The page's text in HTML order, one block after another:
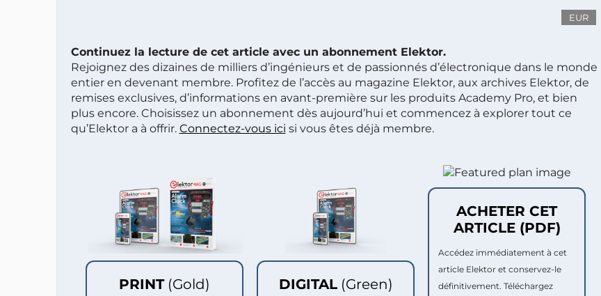
EUR
Continuez la lecture de cet article avec un abonnement Elektor.
Rejoignez des dizaines de milliers d’ingénieurs et de passionnés d’électronique dans le monde
entier en devenant membre. Profitez de l’accès au magazine Elektor, aux archives Elektor, de
remises exclusives, d’informations en avant-première sur les produits Academy Pro, et bien
plus encore. Choisissez un abonnement dès aujourd’hui et commencez à explorer tout ce
qu’Elektor a à offrir. Connectez-vous ici si vous êtes déjà membre.
PRINT (Gold) DIGITAL (Green)
ACHETER CET
ARTICLE (PDF)
Accédez immédiatement à cet
article Elektor et conservez-le
définitivement. Téléchargez